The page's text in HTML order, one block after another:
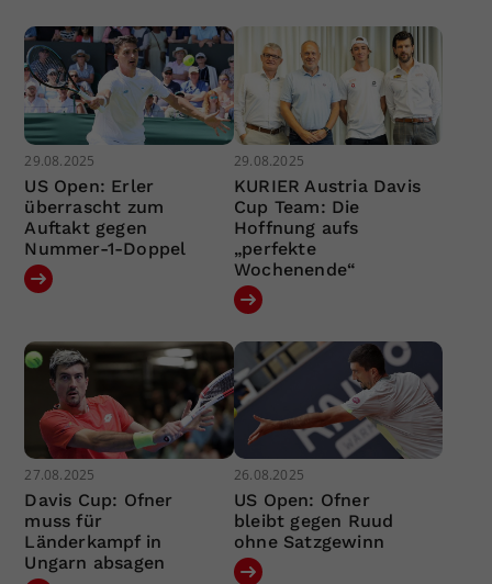
29.08.2025
US Open: Erler
überrascht zum
Auftakt gegen
Nummer-1-Doppel
29.08.2025
KURIER Austria Davis
Cup Team: Die
Hoffnung aufs
„perfekte
Wochenende“
27.08.2025
Davis Cup: Ofner
muss für
Länderkampf in
Ungarn absagen
26.08.2025
US Open: Ofner
bleibt gegen Ruud
ohne Satzgewinn